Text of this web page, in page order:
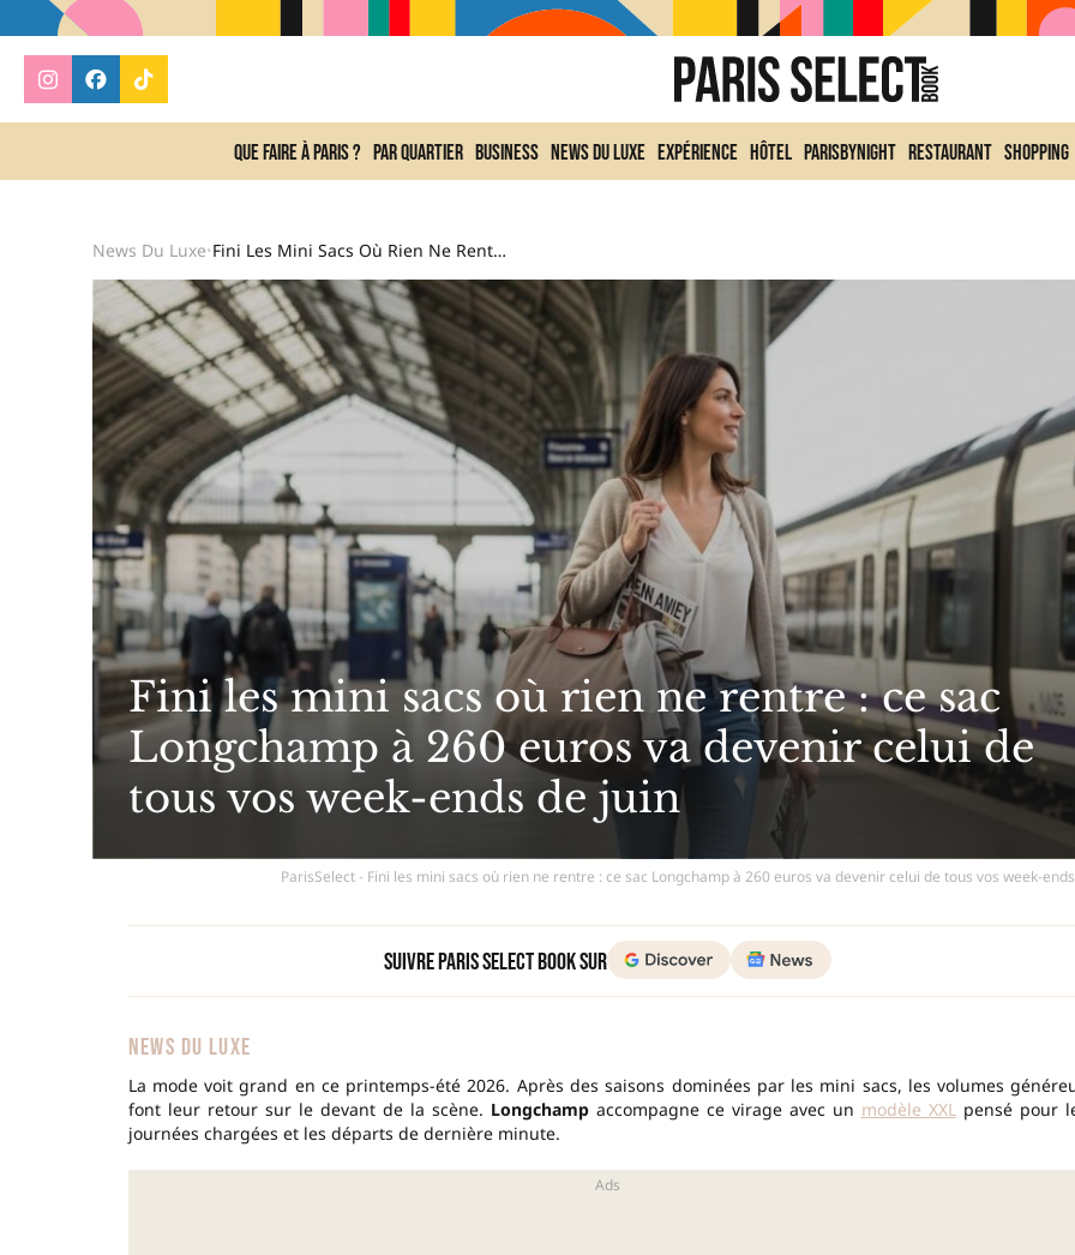
Que faire à Paris ? Par quartier Business News du Luxe Expérience Hôtel ParisByNight Restaurant Shopping
News Du Luxe• Fini Les Mini Sacs Où Rien Ne Rentre : Ce Sac Longchamp À 260 Euros Va Devenir Celui De Tous Vos Week-Ends De Juin
Fini les mini sacs où rien ne rentre : ce sac
Longchamp à 260 euros va devenir celui de
tous vos week-ends de juin
ParisSelect - Fini les mini sacs où rien ne rentre : ce sac Longchamp à 260 euros va devenir celui de tous vos week-
Suivre Paris Select Book sur
NEWS DU LUXE
La mode voit grand en ce printemps-été 2026. Après des saisons dominées par les mini sacs, les volumes
font leur retour sur le devant de la scène. Longchampaccompagne ce virage avec un modèle XXLpensé pour
journées chargées et les départs de dernière minute.